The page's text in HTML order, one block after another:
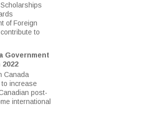
of Foreign
to
Government
Canada
increase
post-
international